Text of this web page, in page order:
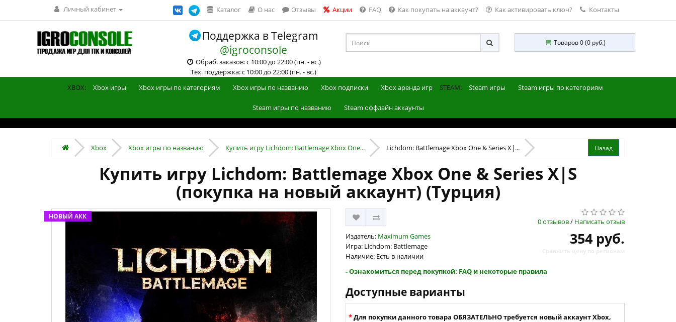
Личный кабинет Каталог О нас Отзывы Акции FAQ Как покупать на аккаунт? Как активировать ключ? Контакты
Поддержка в Telegram
@igroconsole
Обраб. заказов: с 10:00 до 22:00 (пн. - вс.)
Тех. поддержка: с 10:00 до 22:00 (пн. - вс.)
Товаров 0 (0 руб.)
XBOX: Xbox игры Xbox игры по категориям Xbox игры по названию Xbox подписки Xbox аренда игр STEAM: Steam игры Steam игры по категориям
Steam игры по названию Steam оффлайн аккаунты
Xbox Xbox игры по названию Купить игру Lichdom: Battlemage Xbox One... Lichdom: Battlemage Xbox One & Series X|...
Купить игру Lichdom: Battlemage Xbox One & Series X|S
(покупка на новый аккаунт) (Турция)
НОВЫЙ АКК
0 отзывов/ Написать отзыв
Издатель: Maximum Games
Игра: Lichdom: Battlemage
Наличие: Есть в наличии
354 руб.
- Ознакомиться перед покупкой: FAQ и некоторые правила
Доступные варианты
Для покупки данного товара ОБЯЗАТЕЛЬНО требуется новый аккаунт Xbox,